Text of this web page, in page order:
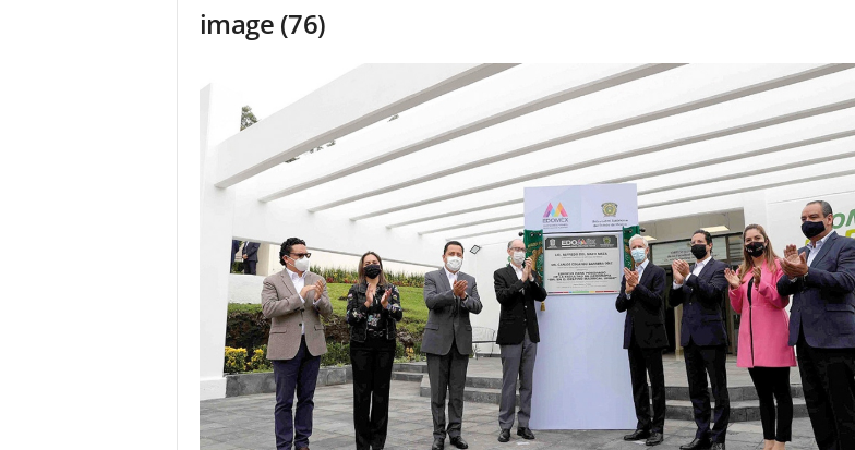
image (76)